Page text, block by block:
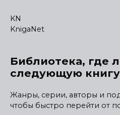
KN
KnigaNet
Библиотека, где
следующую книгу
Жанры, серии, авторы и
чтобы быстро перейти от